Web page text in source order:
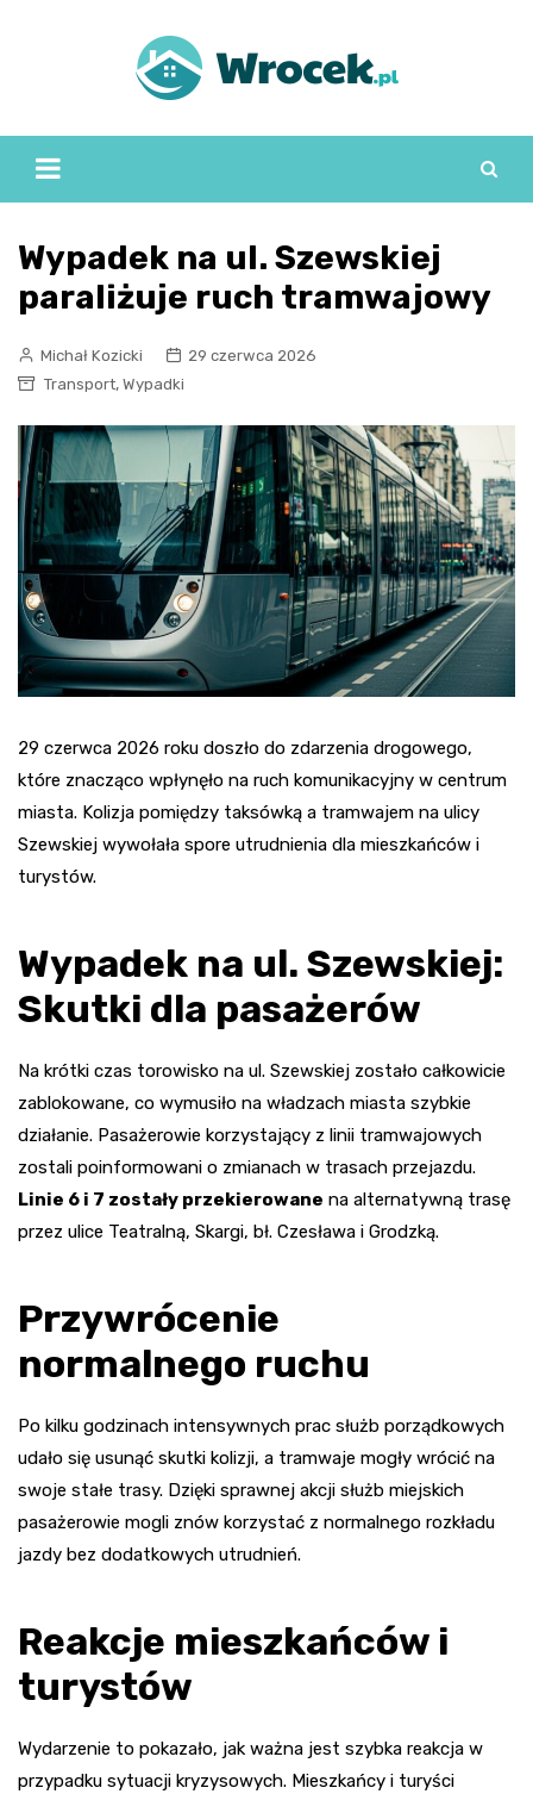
Wypadek na ul. Szewskiej
paraliżuje ruch tramwajowy
Michał Kozicki
29 czerwca 2026
Transport, Wypadki
29 czerwca 2026 roku doszło do zdarzenia drogowego,
które znacząco wpłynęło na ruch komunikacyjny w centrum
miasta. Kolizja pomiędzy taksówką a tramwajem na ulicy
Szewskiej wywołała spore utrudnienia dla mieszkańców i
turystów.
Wypadek na ul. Szewskiej:
Skutki dla pasażerów
Na krótki czas torowisko na ul. Szewskiej zostało całkowicie
zablokowane, co wymusiło na władzach miasta szybkie
działanie. Pasażerowie korzystający z linii tramwajowych
zostali poinformowani o zmianach w trasach przejazdu.
Linie 6 i 7 zostały przekierowane na alternatywną trasę
przez ulice Teatralną, Skargi, bł. Czesława i Grodzką.
Przywrócenie
normalnego ruchu
Po kilku godzinach intensywnych prac służb porządkowych
udało się usunąć skutki kolizji, a tramwaje mogły wrócić na
swoje stałe trasy. Dzięki sprawnej akcji służb miejskich
pasażerowie mogli znów korzystać z normalnego rozkładu
jazdy bez dodatkowych utrudnień.
Reakcje mieszkańców i
turystów
Wydarzenie to pokazało, jak ważna jest szybka reakcja w
przypadku sytuacji kryzysowych. Mieszkańcy i turyści